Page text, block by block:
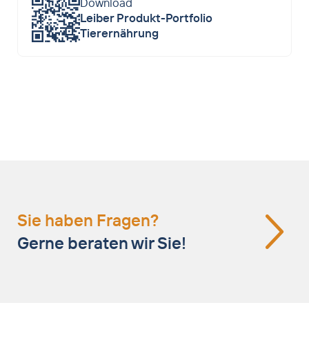
Biolex®MB40, Leiber NuTaste®
Download
Leiber Produkt-Portfolio
Tierernährung
Sie haben Fragen?
Gerne beraten wir Sie!